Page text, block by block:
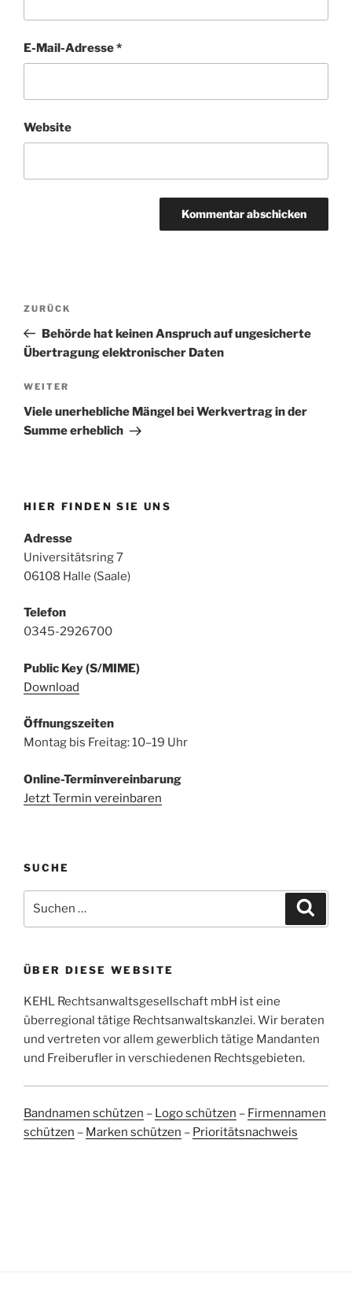
E-Mail-Adresse*
Website
Beitragsnavigation
Vorheriger
Beitrag
ZURÜCK
Behörde hat keinen Anspruch auf ungesicherte
Übertragung elektronischer Daten
Nächster
Beitrag
WEITER
Viele unerhebliche Mängel bei Werkvertrag in der
Summe erheblich
HIER FINDEN SIE UNS
Adresse
Universitätsring 7
06108 Halle (Saale)
Telefon
0345-2926700
Public Key (S/MIME)
Download
Öffnungszeiten
Montag bis Freitag: 10–19 Uhr
Online-Terminvereinbarung
Jetzt Termin vereinbaren
SUCHE
nach:
ÜBER DIESE WEBSITE
KEHL Rechtsanwaltsgesellschaft mbH ist eine
überregional tätige Rechtsanwaltskanzlei. Wir beraten
und vertreten vor allem gewerblich tätige Mandanten
und Freiberufler in verschiedenen Rechtsgebieten.
Bandnamen schützen – Logo schützen – Firmennamen
schützen – Marken schützen – Prioritätsnachweis